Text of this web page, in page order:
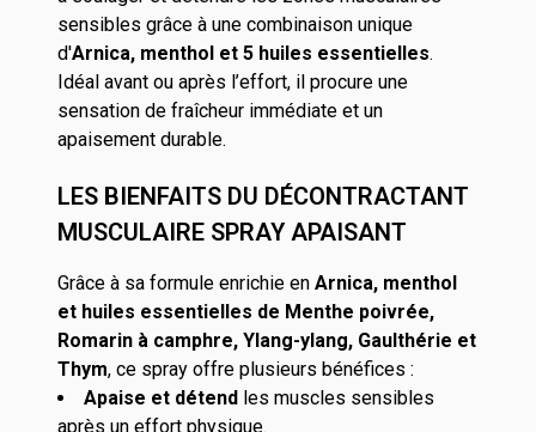
sensibles grâce à une combinaison unique
d'Arnica, menthol et 5 huiles essentielles.
Idéal avant ou après l’effort, il procure une
sensation de fraîcheur immédiate et un
apaisement durable.
LES BIENFAITS DU DÉCONTRACTANT
MUSCULAIRE SPRAY APAISANT
Grâce à sa formule enrichie en Arnica, menthol
et huiles essentielles de Menthe poivrée,
Romarin à camphre, Ylang-ylang, Gaulthérie et
Thym, ce spray offre plusieurs bénéfices :
Apaise et détend les muscles sensibles
après un effort physique.